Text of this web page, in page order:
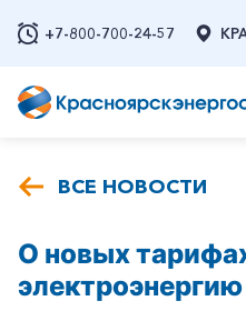
+7-800-700-24-57
ВСЕ НОВОСТИ
О новых
электроэнергию